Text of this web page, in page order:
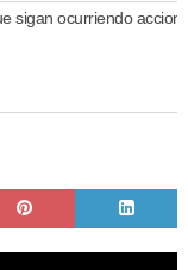
sigan ocurriendo